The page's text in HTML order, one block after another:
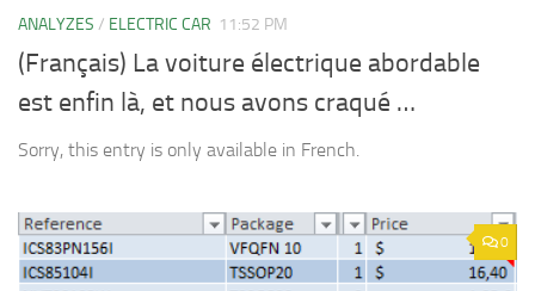
ANALYZES / ELECTRIC CAR 11:52 PM
(Français) La voiture électrique abordable
est enfin là, et nous avons craqué …
Sorry, this entry is only available in French.
0